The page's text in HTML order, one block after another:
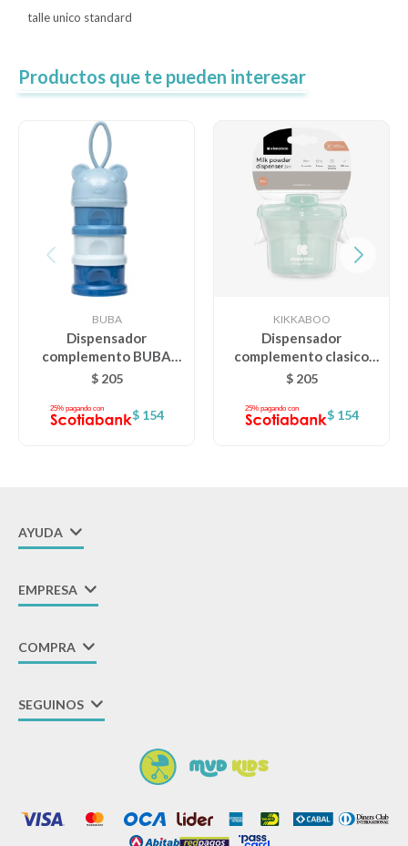
talle unico standard
Productos que te pueden interesar
BUBA
Dispensador
complemento BUBA
osito - celeste
$ 205
$ 154
KIKKABOO
Dispensador
complemento clasico
KIKKABOO
$ 205
$ 154
AYUDA
EMPRESA
COMPRA
SEGUINOS